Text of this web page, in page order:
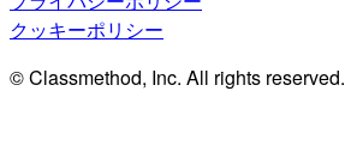
クッキーポリシー
© Classmethod, Inc. All rights reserved.